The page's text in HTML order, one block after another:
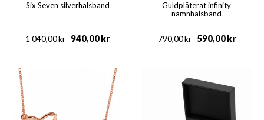
Six Seven silverhalsband
kr
1 040,00 kr
940,00
Guldpläterat infinity
namnhalsband
kr
790,00 kr
590,00